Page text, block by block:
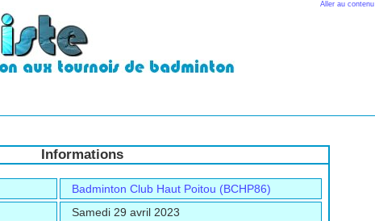
Aller au contenu
Informations
Badminton Club Haut Poitou (BCHP86)
Samedi 29 avril 2023